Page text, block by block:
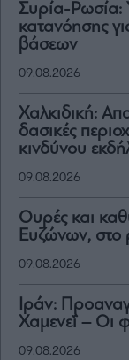
Συρία-Ρωσία:
κατανόησης
βάσεων
09.08.2026
Χαλκιδική:
δασικές
κινδύνου
09.08.2026
Ουρές και
Ευζώνων, στο
09.08.2026
Ιράν:
Χαμενεΐ – Οι
09.08.2026